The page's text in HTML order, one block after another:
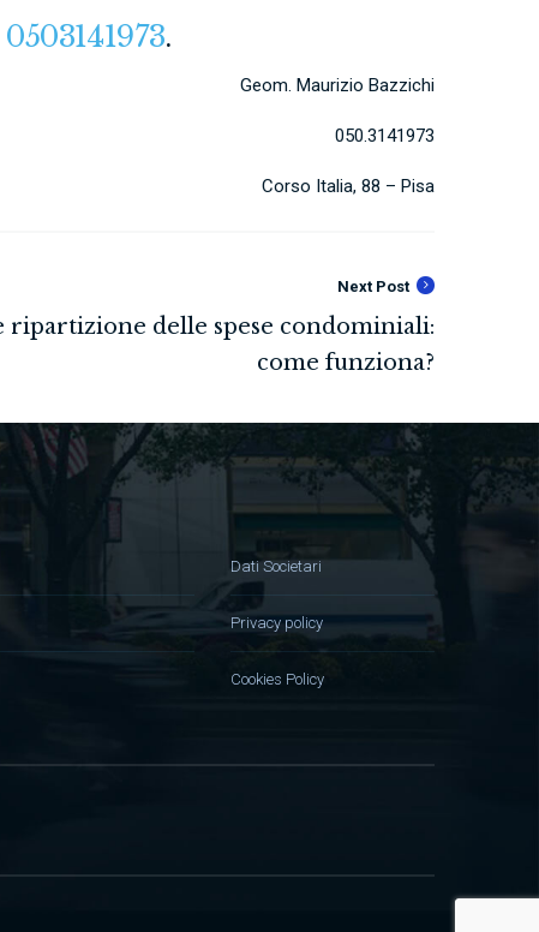
0503141973.
Geom. Maurizio Bazzichi
050.3141973
Corso Italia, 88 – Pisa
Next Post
Dati Societari
Privacy policy
Cookies Policy